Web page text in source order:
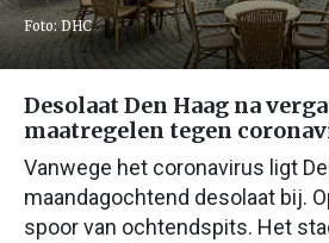
Foto: DHC
Desolaat Den Haag na
maatregelen tegen
Vanwege het coronavirus ligt
maandagochtend desolaat bij.
spoor van ochtendspits. Het